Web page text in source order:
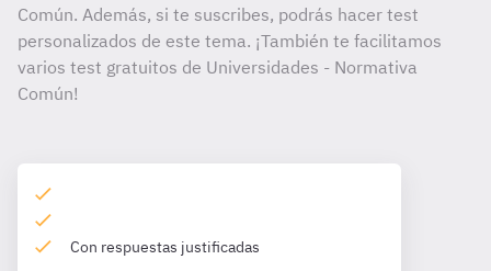
Común. Además, si te suscribes, podrás hacer test
personalizados de este tema. ¡También te facilitamos
varios test gratuitos de Universidades - Normativa
Común!
Con respuestas justificadas